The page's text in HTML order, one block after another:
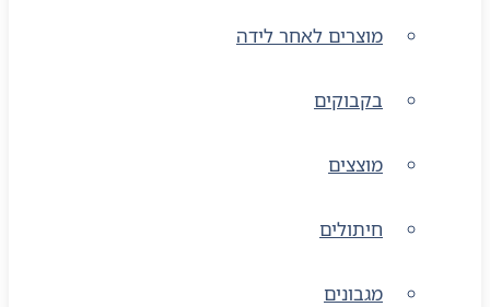
מוצרים לאחר לידה
בקבוקים
מוצצים
חיתולים
מגבונים